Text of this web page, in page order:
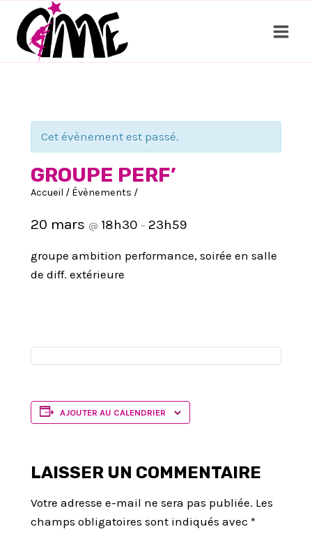
contenu
Cet évènement est passé.
GROUPE PERF’
Accueil / Évènements /
20 mars @ 18h30 – 23h59
groupe ambition performance, soirée en salle
de diff. extérieure
AJOUTER AU CALENDRIER
LAISSER UN COMMENTAIRE
Votre adresse e-mail ne sera pas publiée. Les
champs obligatoires sont indiqués avec *